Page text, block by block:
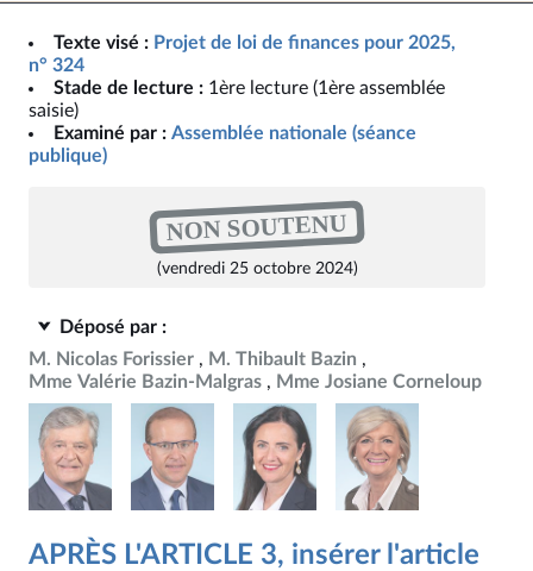
Texte visé : Projet de loi de finances pour 2025,
n° 324
Stade de lecture : 1ère lecture (1ère assemblée
saisie)
Examiné par : Assemblée nationale (séance
publique)
NON SOUTENU
(vendredi 25 octobre 2024)
Déposé par :
M. Nicolas Forissier
M. Thibault Bazin
Mme Valérie Bazin-Malgras
Mme Josiane Corneloup
APRÈS L'ARTICLE 3, insérer l'article